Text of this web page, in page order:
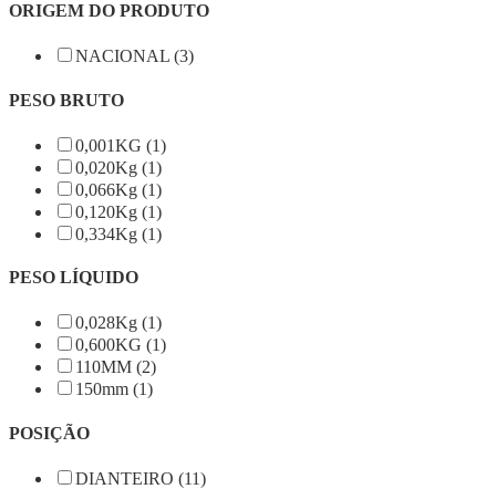
ORIGEM DO PRODUTO
NACIONAL (3)
PESO BRUTO
0,001KG (1)
0,020Kg (1)
0,066Kg (1)
0,120Kg (1)
0,334Kg (1)
PESO LÍQUIDO
0,028Kg (1)
0,600KG (1)
110MM (2)
150mm (1)
POSIÇÃO
DIANTEIRO (11)